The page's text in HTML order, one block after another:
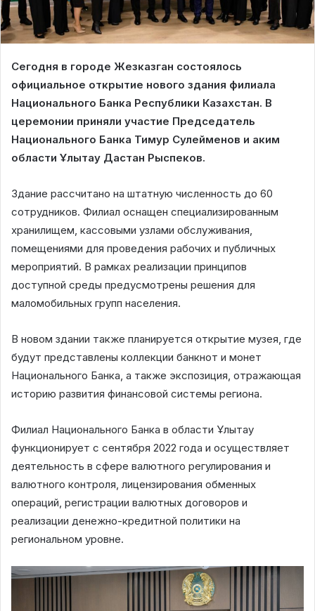
Сегодня в городе Жезказган состоялось
официальное открытие нового здания филиала
Национального Банка Республики Казахстан. В
церемонии приняли участие Председатель
Национального Банка Тимур Сулейменов и аким
области Ұлытау Дастан Рыспеков.
Здание рассчитано на штатную численность до 60
сотрудников. Филиал оснащен специализированным
хранилищем, кассовыми узлами обслуживания,
помещениями для проведения рабочих и публичных
мероприятий. В рамках реализации принципов
доступной среды предусмотрены решения для
маломобильных групп населения.
В новом здании также планируется открытие музея, где
будут представлены коллекции банкнот и монет
Национального Банка, а также экспозиция, отражающая
историю развития финансовой системы региона.
Филиал Национального Банка в области Ұлытау
функционирует с сентября 2022 года и осуществляет
деятельность в сфере валютного регулирования и
валютного контроля, лицензирования обменных
операций, регистрации валютных договоров и
реализации денежно-кредитной политики на
региональном уровне.